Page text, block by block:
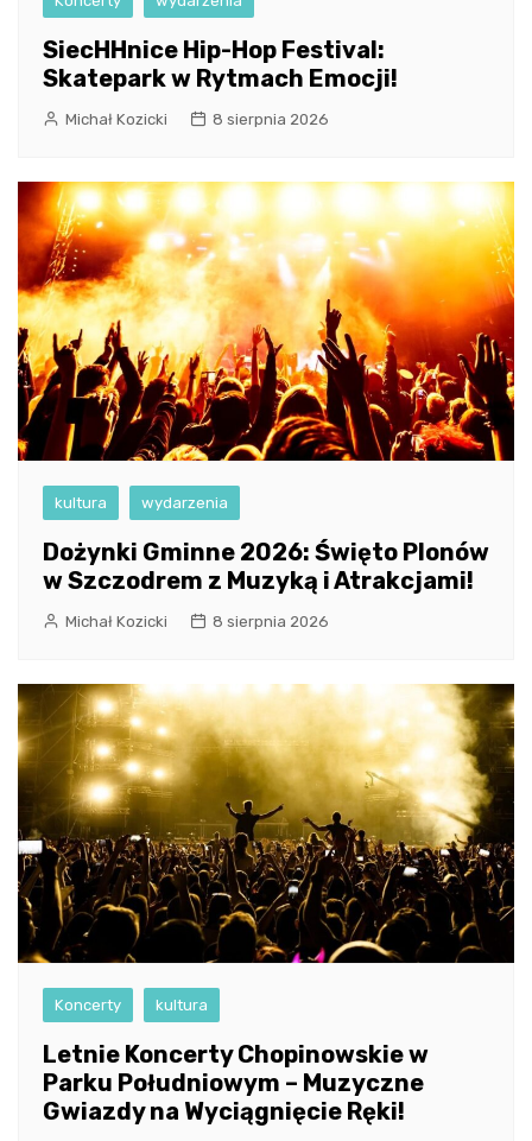
SiecHHnice Hip-Hop Festival:
Skatepark w Rytmach Emocji!
Michał Kozicki 8 sierpnia 2026
kultura wydarzenia
Dożynki Gminne 2026: Święto Plonów
w Szczodrem z Muzyką i Atrakcjami!
Michał Kozicki 8 sierpnia 2026
Koncerty kultura
Letnie Koncerty Chopinowskie w
Parku Południowym – Muzyczne
Gwiazdy na Wyciągnięcie Ręki!